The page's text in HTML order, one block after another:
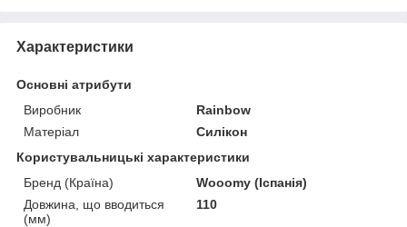
Характеристики
Основні атрибути
Виробник
Rainbow
Матеріал
Силікон
Користувальницькі характеристики
Бренд (Країна)
Wooomy (Іспанія)
Довжина, що вводиться
(мм)
110